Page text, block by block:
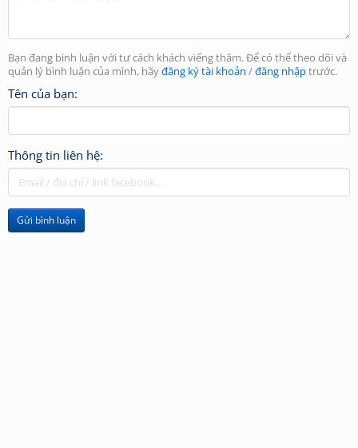
Bạn đang bình luận với tư cách khách viếng thăm. Để có thể theo dõi và
quản lý bình luận của mình, hãyđăng ký tài khoản /đăng nhậptrước.
Tên của bạn:
Thông tin liên hệ:
Gửi bình luận